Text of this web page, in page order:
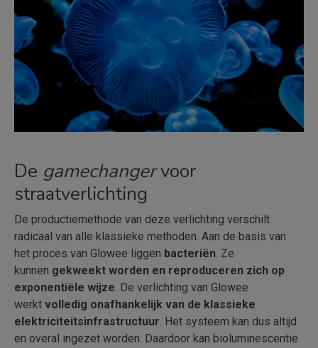
De gamechangervoor
straatverlichting
De productiemethode van deze verlichting verschilt
radicaal van alle klassieke methoden. Aan de basis van
het proces van Glowee liggen bacteriën. Ze
kunnen gekweekt worden en reproduceren zich op
exponentiële wijze. De verlichting van Glowee
werkt volledig onafhankelijk van de klassieke
elektriciteitsinfrastructuur. Het systeem kan dus altijd
en overal ingezet worden. Daardoor kan bioluminescentie